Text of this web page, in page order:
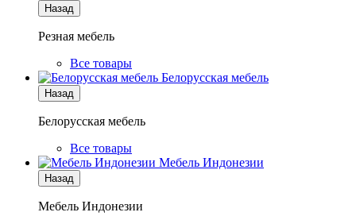
Назад
Резная мебель
Все товары
Белорусская мебель
Назад
Белорусская мебель
Все товары
Мебель Индонезии
Назад
Мебель Индонезии